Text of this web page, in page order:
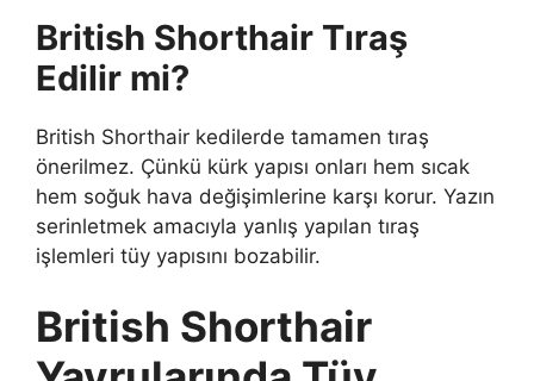
British Shorthair Tıraş
Edilir mi?
British Shorthair kedilerde tamamen tıraş
önerilmez. Çünkü kürk yapısı onları hem sıcak
hem soğuk hava değişimlerine karşı korur. Yazın
serinletmek amacıyla yanlış yapılan tıraş
işlemleri tüy yapısını bozabilir.
British Shorthair